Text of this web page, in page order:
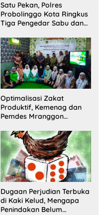
Satu Pekan, Polres
Probolinggo Kota Ringkus
Tiga Pengedar Sabu dan
Optimalisasi Zakat
Produktif, Kemenag dan
Pemdes Mranggon
Pelaksana Kampung
Zakat
Dugaan Perjudian Terbuka
di Kaki Kelud, Mengapa
Penindakan Belum